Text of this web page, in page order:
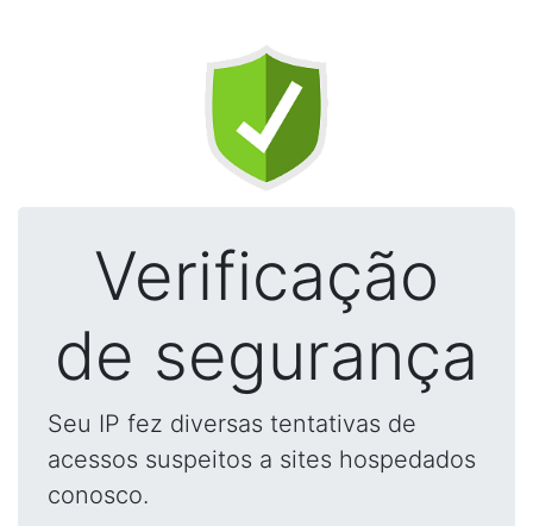
Verificação
de segurança
Seu IP fez diversas tentativas de
acessos suspeitos a sites hospedados
conosco.